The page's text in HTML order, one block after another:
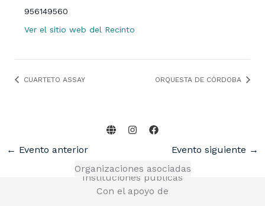
956149560
Ver el sitio web del Recinto
CUARTETO ASSAY ORQUESTA DE CÓRDOBA
← Evento anterior Evento siguiente →
Con el apoyo de
Instituciones públicas
Organizaciones asociadas